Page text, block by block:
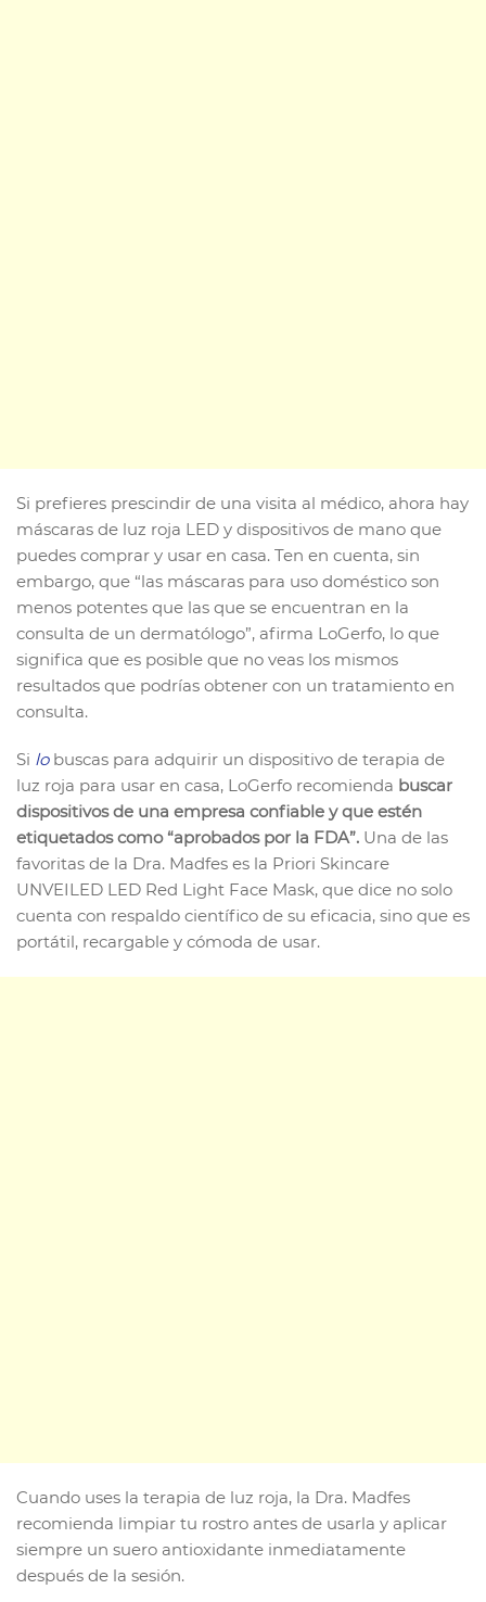
Si prefieres prescindir de una visita al médico, ahora hay
máscaras de luz roja LED y dispositivos de mano que
puedes comprar y usar en casa. Ten en cuenta, sin
embargo, que “las máscaras para uso doméstico son
menos potentes que las que se encuentran en la
consulta de un dermatólogo”, afirma LoGerfo, lo que
significa que es posible que no veas los mismos
resultados que podrías obtener con un tratamiento en
consulta.
Si lobuscas para adquirir un dispositivo de terapia de
luz roja para usar en casa, LoGerfo recomienda buscar
dispositivos de una empresa confiable y que estén
etiquetados como “aprobados por la FDA”. Una de las
favoritas de la Dra. Madfes es la Priori Skincare
UNVEILED LED Red Light Face Mask, que dice no solo
cuenta con respaldo científico de su eficacia, sino que es
portátil, recargable y cómoda de usar.
Cuando uses la terapia de luz roja, la Dra. Madfes
recomienda limpiar tu rostro antes de usarla y aplicar
siempre un suero antioxidante inmediatamente
después de la sesión.